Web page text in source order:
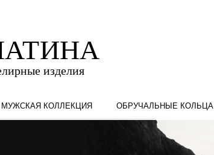
МУЖСКАЯ КОЛЛЕКЦИЯ ОБРУЧАЛЬНЫЕ КОЛЬЦА